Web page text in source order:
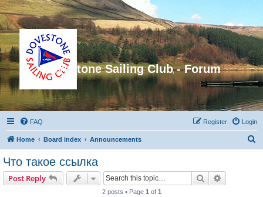
Dovestone Sailing Club - Forum
FAQ Login
Register
Home Board index Announcements
Что такое ссылка
Post Reply Search
2 posts • Page 1 of 1